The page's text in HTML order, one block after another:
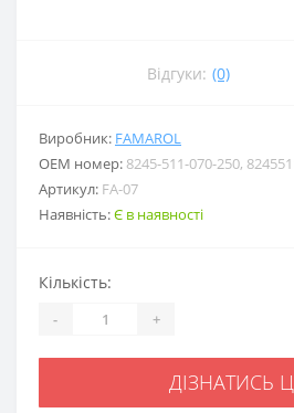
Відгуки: (0)
Виробник: FAMAROL
ОЕМ номер: 8245-511-070-250,
Артикул: FA-07
Наявність:Є в наявності
Кількість:
- +
ДІЗНАТИСЬ